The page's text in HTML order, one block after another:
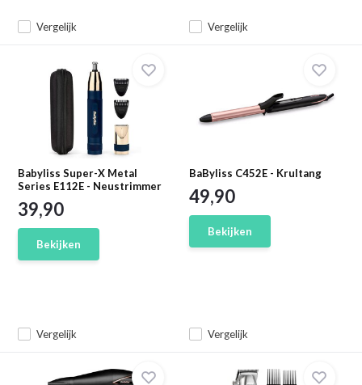
Vergelijk Vergelijk
Babyliss Super-X Metal
Series E112E - Neustrimmer
Vergelijk
39,90
Bekijken
BaByliss C452E - Krultang
Vergelijk
49,90
Bekijken